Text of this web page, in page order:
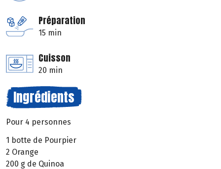
Préparation
15 min
Cuisson
20 min
Ingrédients
Pour 4 personnes
1 botte de Pourpier
2 Orange
200 g de Quinoa